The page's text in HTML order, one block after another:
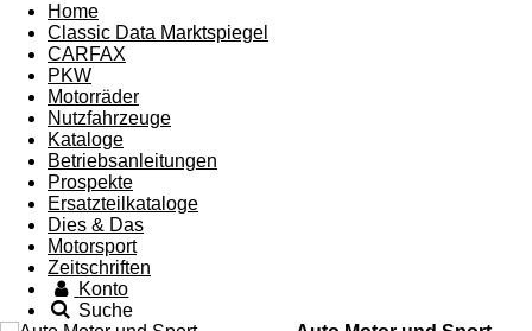
Home
Classic Data Marktspiegel
CARFAX
PKW
Motorräder
Nutzfahrzeuge
Kataloge
Betriebsanleitungen
Prospekte
Ersatzteilkataloge
Dies & Das
Motorsport
Zeitschriften
Konto
Suche